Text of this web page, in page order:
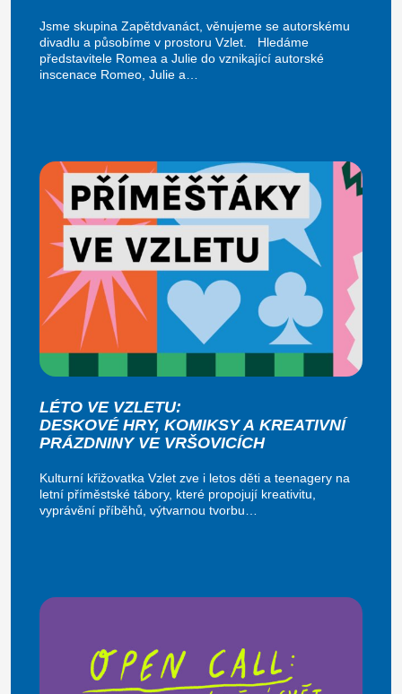
Jsme skupina Zapětdvanáct, věnujeme se autorskému
divadlu a působíme v prostoru Vzlet. Hledáme
představitele Romea a Julie do vznikající autorské
inscenace Romeo, Julie a…
LÉTO VE VZLETU:
DESKOVÉ HRY, KOMIKSY A KREATIVNÍ
PRÁZDNINY VE VRŠOVICÍCH
Kulturní křižovatka Vzlet zve i letos děti a teenagery na
letní příměstské tábory, které propojují kreativitu,
vyprávění příběhů, výtvarnou tvorbu…